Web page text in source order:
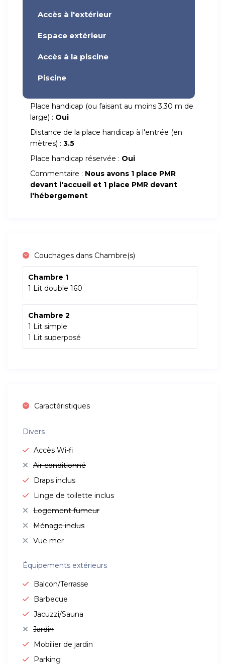
Accès à l'extérieur
Espace extérieur
Accès à la piscine
Piscine
Place handicap (ou faisant au moins 3,30 m de
large) : Oui
Distance de la place handicap à l'entrée (en
mètres) : 3.5
Place handicap réservée : Oui
Commentaire : Nous avons 1 place PMR
devant l'accueil et 1 place PMR devant
l'hébergement
Couchages dans Chambre(s)
Chambre 1
1 Lit double 160
Chambre 2
1 Lit simple
1 Lit superposé
Caractéristiques
Divers
Accès Wi-fi
Air conditionné
Draps inclus
Linge de toilette inclus
Logement fumeur
Ménage inclus
Vue mer
Équipements extérieurs
Balcon/Terrasse
Barbecue
Jacuzzi/Sauna
Jardin
Mobilier de jardin
Parking